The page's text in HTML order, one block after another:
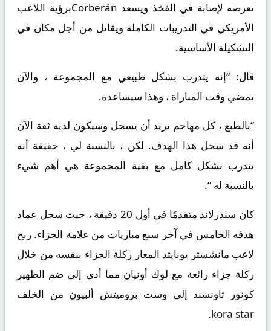
تعرضه لإصابة في الفخذ ويسعد Corberánبرؤية اللاعب
الأمريكي في التدريبات الكاملة ويقاتل من أجل مكان في
التشكيلة الأساسية.
قال: “إنه يتدرب بشكل طبيعي مع المجموعة ، والآن
يمضي وقت المباراة ، وهذا سيساعده.
“بالطبع ، كل مهاجم يريد أن يسجل وسيكون لديه ثقة الآن
أنه قد سجل هذا الهدف. لكن ، بالنسبة لي ، حقيقة أنه
يتدرب بشكل كامل مع بقية المجموعة هي أهم شيء
بالنسبة له “.
كان سندرلاند متقدمًا في أول 20 دقيقة ، حيث سجل عماد
هدفه الخامس في آخر سبع مباريات من علامة الجزاء. ربح
لاعب مانشستر يونايتد المعار ركلة الجزاء بنفسه من خلال
ركلة جزاء رائعة مع لوك أونيان مما أدى إلى ضم الظهير
كونور تاونسند إلى وست بروميتش ألبيون من الخلف
kora star
.